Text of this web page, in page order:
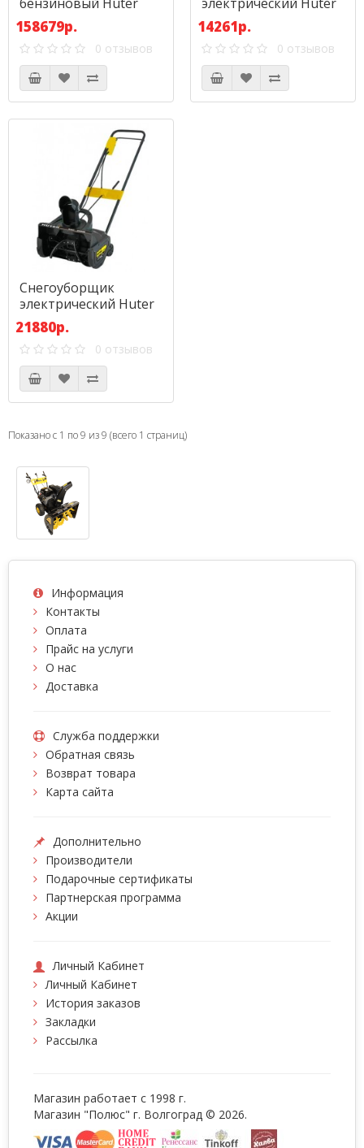
SGC 8100C (на
гусеницах)
158679р.
0 отзывов
SGC 1000Е
14261р.
0 отзывов
Снегоуборщик
электрический Huter
SGC 2000E
21880р.
0 отзывов
Показано с 1 по 9 из 9 (всего 1 страниц)
Информация
Контакты
Оплата
Прайс на услуги
О нас
Доставка
Служба поддержки
Обратная связь
Возврат товара
Карта сайта
Дополнительно
Производители
Подарочные сертификаты
Партнерская программа
Акции
Личный Кабинет
Личный Кабинет
История заказов
Закладки
Рассылка
Магазин работает с 1998 г.
Магазин "Полюс" г. Волгоград © 2026.